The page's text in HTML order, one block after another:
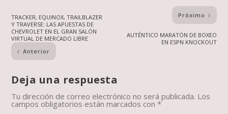
TRACKER, EQUINOX, TRAILBLAZER
Y TRAVERSE: LAS APUESTAS DE
CHEVROLET EN EL GRAN SALÓN
VIRTUAL DE MERCADO LIBRE
Anterior
Próximo
AUTÉNTICO MARATÓN DE BOXEO
EN ESPN KNOCKOUT
Deja una respuesta
Tu dirección de correo electrónico no será publicada. Los
campos obligatorios están marcados con*